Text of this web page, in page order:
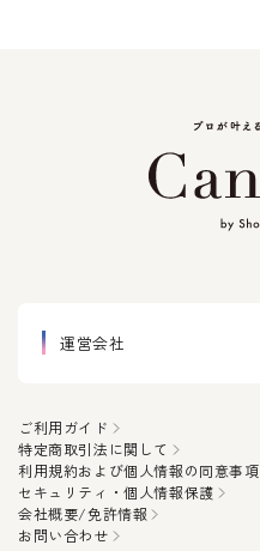
運営会社
ご利用ガイド
特定商取引法に関して
利用規約および個人情報の同意事項
セキュリティ・個人情報保護
会社概要/免許情報
お問い合わせ